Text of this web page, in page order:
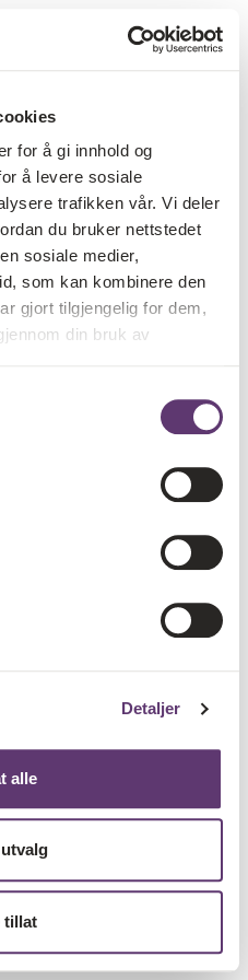
for å gi innhold og
å levere sosiale
trafikken vår. Vi deler
du bruker nettstedet
sosiale medier,
som kan kombinere den
gjort tilgjengelig for dem,
din bruk av
Detaljer
alle
tillat